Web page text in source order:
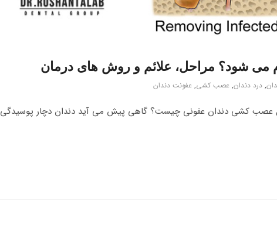
شود؟ مراحل، علائم و روش های درمان
, درد دندان, عصب کشی, عفونت دندان
عصب کشی دندان عفونی چیست؟ گاهی پیش می آید دندان دچار پوسیدگی